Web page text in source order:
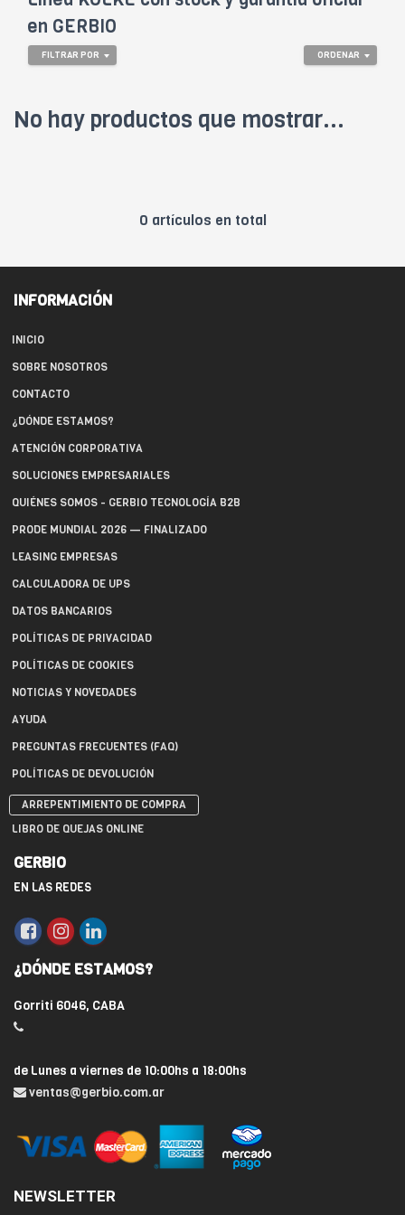
en GERBIO
ORDENAR
FILTRAR POR
No hay productos que mostrar...
0 artículos en total
INFORMACIÓN
INICIO
SOBRE NOSOTROS
CONTACTO
¿DÓNDE ESTAMOS?
ATENCIÓN CORPORATIVA
SOLUCIONES EMPRESARIALES
QUIÉNES SOMOS - GERBIO TECNOLOGÍA B2B
PRODE MUNDIAL 2026 — FINALIZADO
LEASING EMPRESAS
CALCULADORA DE UPS
DATOS BANCARIOS
POLÍTICAS DE PRIVACIDAD
POLÍTICAS DE COOKIES
NOTICIAS Y NOVEDADES
AYUDA
PREGUNTAS FRECUENTES (FAQ)
POLÍTICAS DE DEVOLUCIÓN
ARREPENTIMIENTO DE COMPRA
LIBRO DE QUEJAS ONLINE
GERBIO
EN LAS REDES
¿DÓNDE ESTAMOS?
Gorriti 6046, CABA
de Lunes a viernes de 10:00hs a 18:00hs
ventas@gerbio.com.ar
NEWSLETTER